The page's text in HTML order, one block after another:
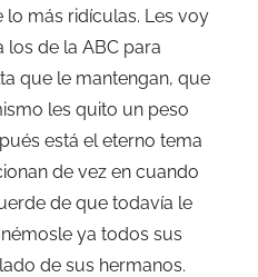
lo más ridículas. Les voy
los de la ABC para
que le mantengan, que
les quito un peso
está el eterno tema
de vez en cuando
de que todavía le
ya todos sus
de sus hermanos.